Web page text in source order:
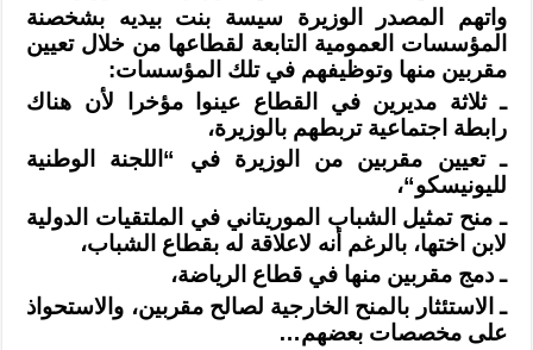
واتهم المصدر الوزيرة سيسة بنت بيديه بشخصنة
المؤسسات العمومية التابعة لقطاعها من خلال تعيين
مقربين منها وتوظيفهم في تلك المؤسسات:
ـ ثلاثة مديرين في القطاع عينوا مؤخرا لأن هناك
رابطة اجتماعية تربطهم بالوزيرة،
ـ تعيين مقربين من الوزيرة في “اللجنة الوطنية
لليونيسكو“،
ـ منح تمثيل الشباب الموريتاني في الملتقيات الدولية
لابن اختها، بالرغم أنه لاعلاقة له بقطاع الشباب،
ـ دمج مقربين منها في قطاع الرياضة،
ـ الاستئثار بالمنح الخارجية لصالح مقربين، والاستحواذ
على مخصصات بعضهم…